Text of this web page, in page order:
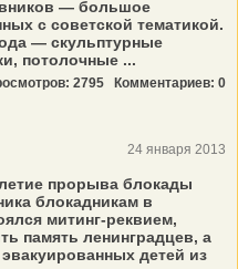
— большое
с советской тематикой.
— скульптурные
потолочные ...
2795 Комментариев: 0
24 января 2013
прорыва блокады
блокадникам в
митинг-реквием,
память ленинградцев, а
детей из